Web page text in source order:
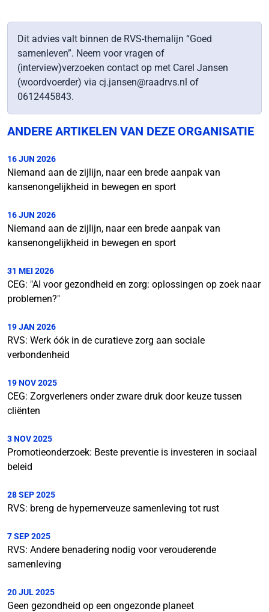
Dit advies valt binnen de RVS-themalijn “Goed
samenleven”. Neem voor vragen of
(interview)verzoeken contact op met Carel Jansen
(woordvoerder) via cj.jansen@raadrvs.nl of
0612445843.
ANDERE ARTIKELEN VAN DEZE ORGANISATIE
16 JUN 2026
Niemand aan de zijlijn, naar een brede aanpak van
kansenongelijkheid in bewegen en sport
16 JUN 2026
Niemand aan de zijlijn, naar een brede aanpak van
kansenongelijkheid in bewegen en sport
31 MEI 2026
CEG: "AI voor gezondheid en zorg: oplossingen op zoek naar
problemen?"
19 JAN 2026
RVS: Werk óók in de curatieve zorg aan sociale
verbondenheid
19 NOV 2025
CEG: Zorgverleners onder zware druk door keuze tussen
cliënten
3 NOV 2025
Promotieonderzoek: Beste preventie is investeren in sociaal
beleid
28 SEP 2025
RVS: breng de hypernerveuze samenleving tot rust
7 SEP 2025
RVS: Andere benadering nodig voor verouderende
samenleving
20 JUL 2025
Geen gezondheid op een ongezonde planeet